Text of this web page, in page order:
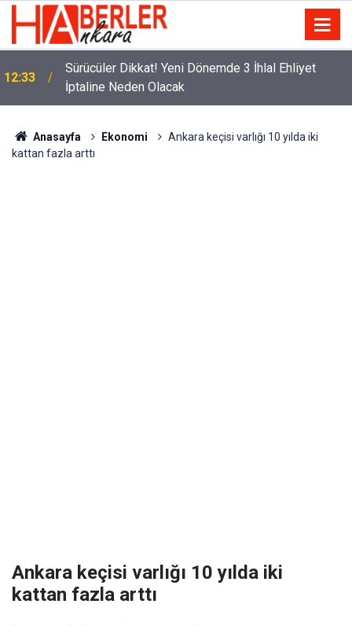
12:33
Sürücüler Dikkat! Yeni Dönemde 3 İhlal Ehliyet
İptaline Neden Olacak
Anasayfa Ekonomi
Ankara keçisi varlığı 10 yılda iki
kattan fazla arttı
Ankara keçisi varlığı 10 yılda iki
kattan fazla arttı